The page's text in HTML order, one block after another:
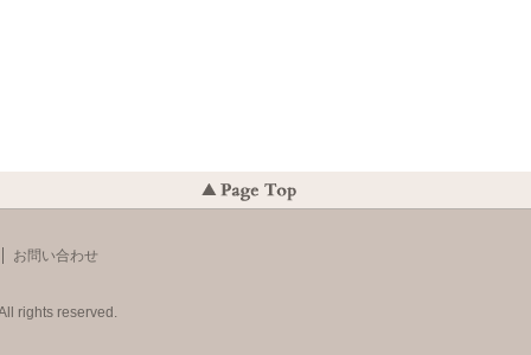
お問い合わせ
rights reserved.